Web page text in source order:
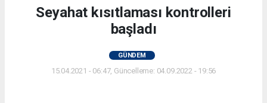
Seyahat kısıtlaması kontrolleri
başladı
GÜNDEM
15.04.2021 - 06:47, Güncelleme: 04.09.2022 - 19:56